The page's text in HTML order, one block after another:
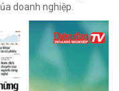
doanh nghiệp.